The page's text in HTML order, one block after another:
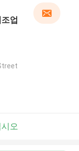
업
오